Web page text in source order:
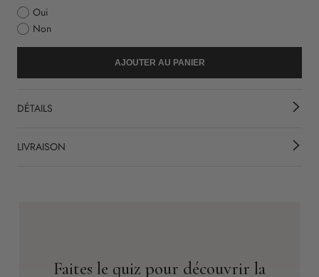
Oui
Non
AJOUTER AU PANIER
DÉTAILS
LIVRAISON
Faites le quiz pour découvrir la